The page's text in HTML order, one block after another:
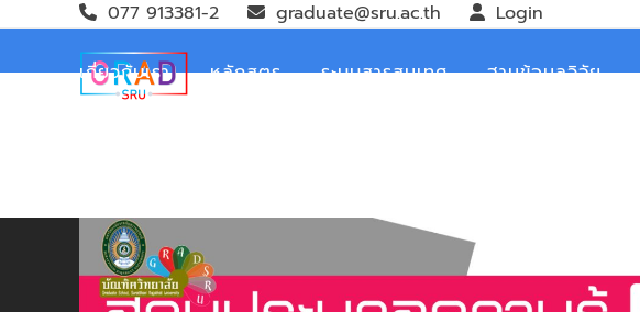
content
077 913381-2 graduate@sru.ac.th Login
เกี่ยวกับเรา หลักสูตร ระบบสารสนเทศ ฐานข้อมูลวิจัย